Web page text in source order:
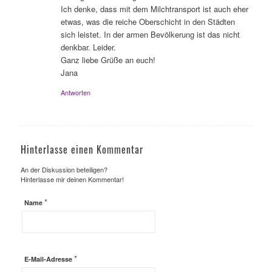
Ich denke, dass mit dem Milchtransport ist auch eher
etwas, was die reiche Oberschicht in den Städten
sich leistet. In der armen Bevölkerung ist das nicht
denkbar. Leider.
Ganz liebe Grüße an euch!
Jana
Antworten
Hinterlasse einen Kommentar
An der Diskussion beteiligen?
Hinterlasse mir deinen Kommentar!
Name *
E-Mail-Adresse *